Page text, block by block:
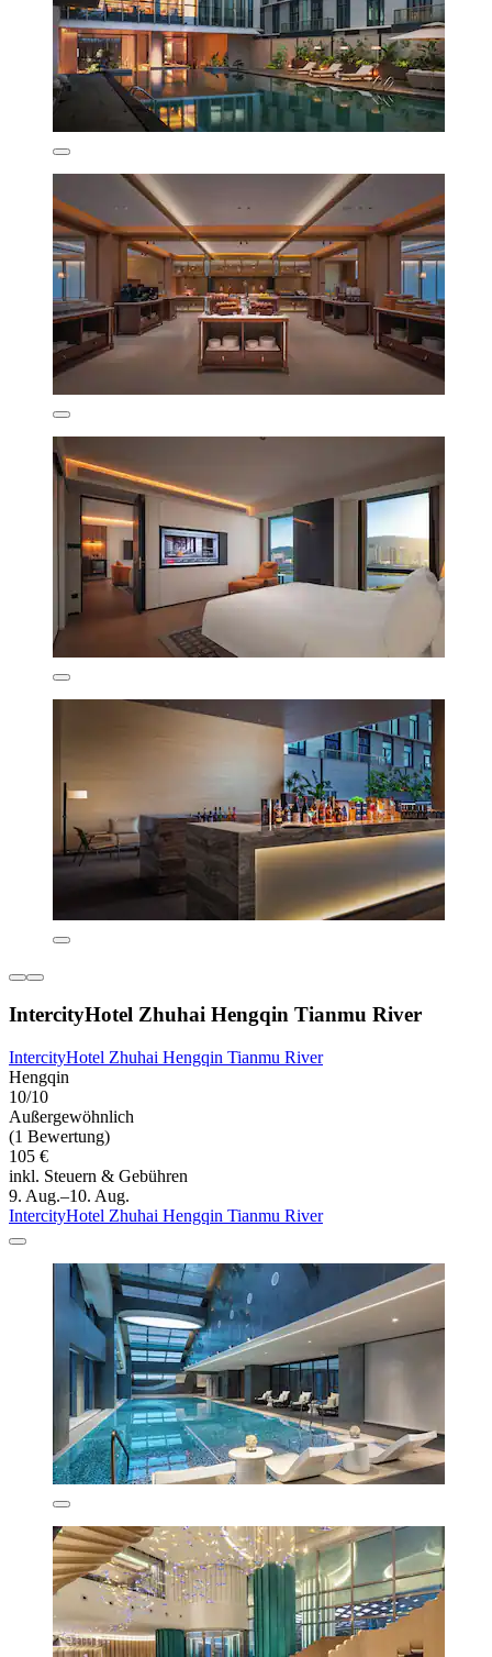
IntercityHotel Zhuhai Hengqin Tianmu River
IntercityHotel Zhuhai Hengqin Tianmu River
Hengqin
10/10
Außergewöhnlich
(1 Bewertung)
105 €
inkl. Steuern & Gebühren
9. Aug.–10. Aug.
IntercityHotel Zhuhai Hengqin Tianmu River